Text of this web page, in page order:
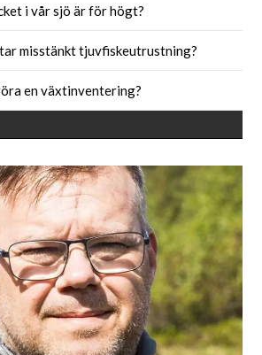
i vår sjö är för högt?
misstänkt tjuvfiskeutrustning?
en växtinventering?